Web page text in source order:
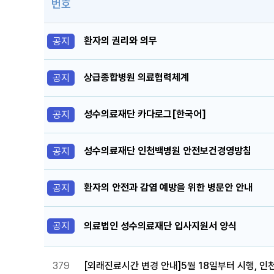
번호
공지 환자의 권리와 의무
공지 상급종합병원 의료협력체계
공지 성수의료재단 카다로그[한국어]
공지 성수의료재단 인천백병원 안전보건경영방침
공지 환자의 안전과 감염 예방을 위한 병문안 안내
공지 의료법인 성수의료재단 입사지원서 양식
379 [외래진료시간 변경 안내]5월 18일부터 시행, 인